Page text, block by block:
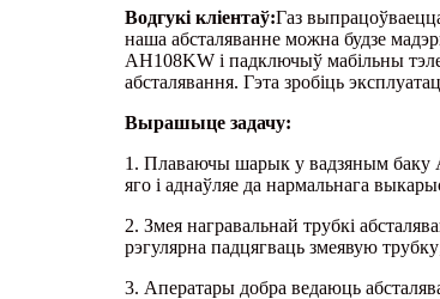
Водгукі кліентаў:Газ
наша абсталяванне можна будзе
AH108KW і падключыў мабільны
абсталявання. Гэта зробіць
Вырашыце задачу:
1. Плаваючы шарык у вадзяным баку
яго і аднаўляе да нармальнага
2. Змея награвальнай трубкі
рэгулярна падцягваць змеявую
3. Аператары добра ведаюць